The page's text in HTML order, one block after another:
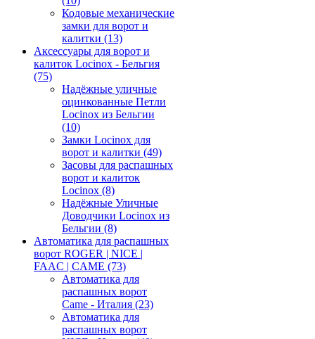
Кодовые механические
замки для ворот и
калитки (13)
Аксессуары для ворот и
калиток Locinox - Бельгия
(75)
Надёжные уличные
оцинкованные Петли
Locinox из Бельгии
(10)
Замки Locinox для
ворот и калитки (49)
Засовы для распашных
ворот и калиток
Locinox (8)
Надёжные Уличные
Доводчики Locinox из
Бельгии (8)
Автоматика для распашных
ворот ROGER | NICE |
FAAC | CAME (73)
Автоматика для
распашных ворот
Came - Италия (23)
Автоматика для
распашных ворот